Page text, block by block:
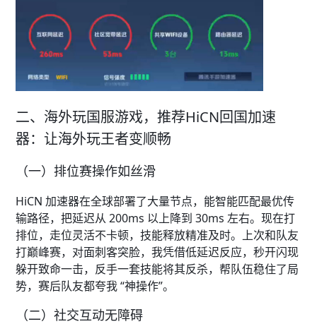
二、海外玩国服游戏，推荐HiCN回国加速
器：让海外玩王者变顺畅​
（一）排位赛操作如丝滑​
HiCN 加速器在全球部署了大量节点，能智能匹配最优传
输路径，把延迟从 200ms 以上降到 30ms 左右。现在打
排位，走位灵活不卡顿，技能释放精准及时。上次和队友
打巅峰赛，对面刺客突脸，我凭借低延迟反应，秒开闪现
躲开致命一击，反手一套技能将其反杀，帮队伍稳住了局
势，赛后队友都夸我 “神操作”。​​
（二）社交互动无障碍​